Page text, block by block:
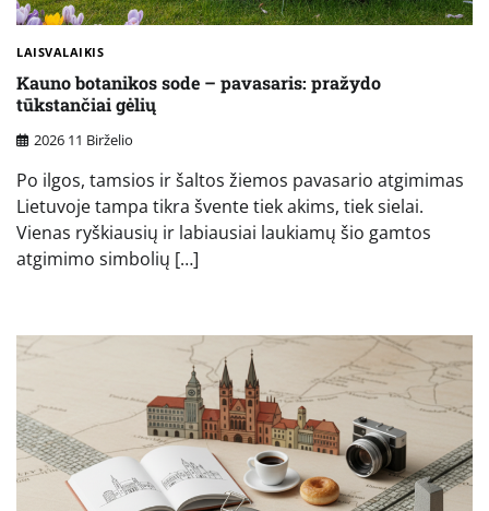
LAISVALAIKIS
Kauno botanikos sode – pavasaris: pražydo
tūkstančiai gėlių
2026 11 Birželio
Po ilgos, tamsios ir šaltos žiemos pavasario atgimimas
Lietuvoje tampa tikra švente tiek akims, tiek sielai.
Vienas ryškiausių ir labiausiai laukiamų šio gamtos
atgimimo simbolių […]